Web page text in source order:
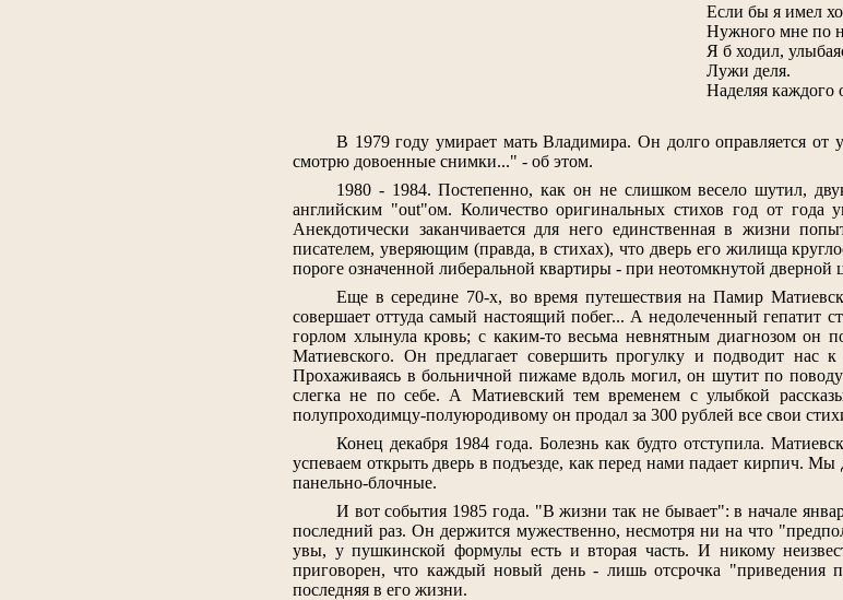
Если бы я имел
Нужного мне по
Я б ходил,
Лужи деля.
Наделяя каждого
В 1979 году умирает мать Владимира. Он долго оправляется от
смотрю довоенные снимки..." - об этом.
1980 - 1984. Постепенно, как он не слишком весело шутил,
английским "out"ом. Количество оригинальных стихов год от года
Анекдотически заканчивается для него единственная в жизни
писателем, уверяющим (правда, в стихах), что дверь его жилища
пороге означенной либеральной квартиры - при неотомкнутой дверной
Еще в середине 70-х, во время путешествия на Памир
совершает оттуда самый настоящий побег... А недолеченный гепатит
горлом хлынула кровь; с каким-то весьма невнятным диагнозом
Матиевского. Он предлагает совершить прогулку и подводит
Прохаживаясь в больничной пижаме вдоль могил, он шутит по
слегка не по себе. А Матиевский тем временем с улыбкой
полупроходимцу-полуюродивому он продал за 300 рублей все свои
Конец декабря 1984 года. Болезнь как будто отступила.
успеваем открыть дверь в подъезде, как перед нами падает кирпич.
панельно-блочные.
И вот события 1985 года. "В жизни так не бывает": в начале
последний раз. Он держится мужественно, несмотря ни на что
увы, у пушкинской формулы есть и вторая часть. И никому
приговорен, что каждый новый день - лишь отсрочка "приведения
последняя в его жизни.